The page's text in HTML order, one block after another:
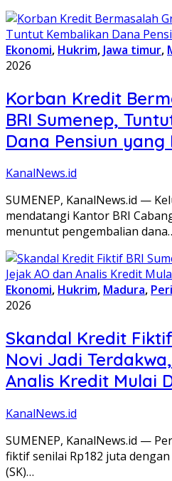
Ekonomi, Hukrim, Jawa timur,
2026
Korban Kredit
BRI Sumenep,
Dana Pensiun
KanalNews.id
SUMENEP, KanalNews.id —
mendatangi Kantor BRI
menuntut pengembalian
Ekonomi, Hukrim, Madura,
2026
Skandal Kredit
Novi Jadi
Analis Kredit Mulai
KanalNews.id
SUMENEP, KanalNews.id —
fiktif senilai Rp182 juta
(SK)…